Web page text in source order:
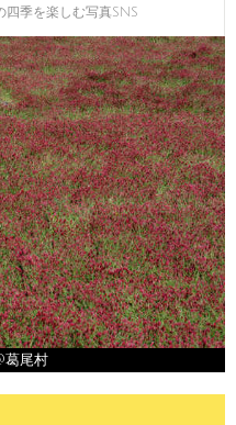
四季を楽しむ写真SNS
葛尾村